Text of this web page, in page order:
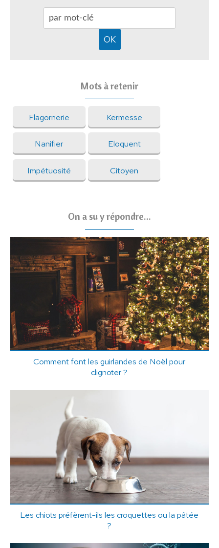
Mots à retenir
Flagornerie Kermesse
Nanifier Eloquent
Impétuosité Citoyen
On a su y répondre...
Comment font les guirlandes de Noël pour
clignoter ?
Les chiots préfèrent-ils les croquettes ou la pâtée
?